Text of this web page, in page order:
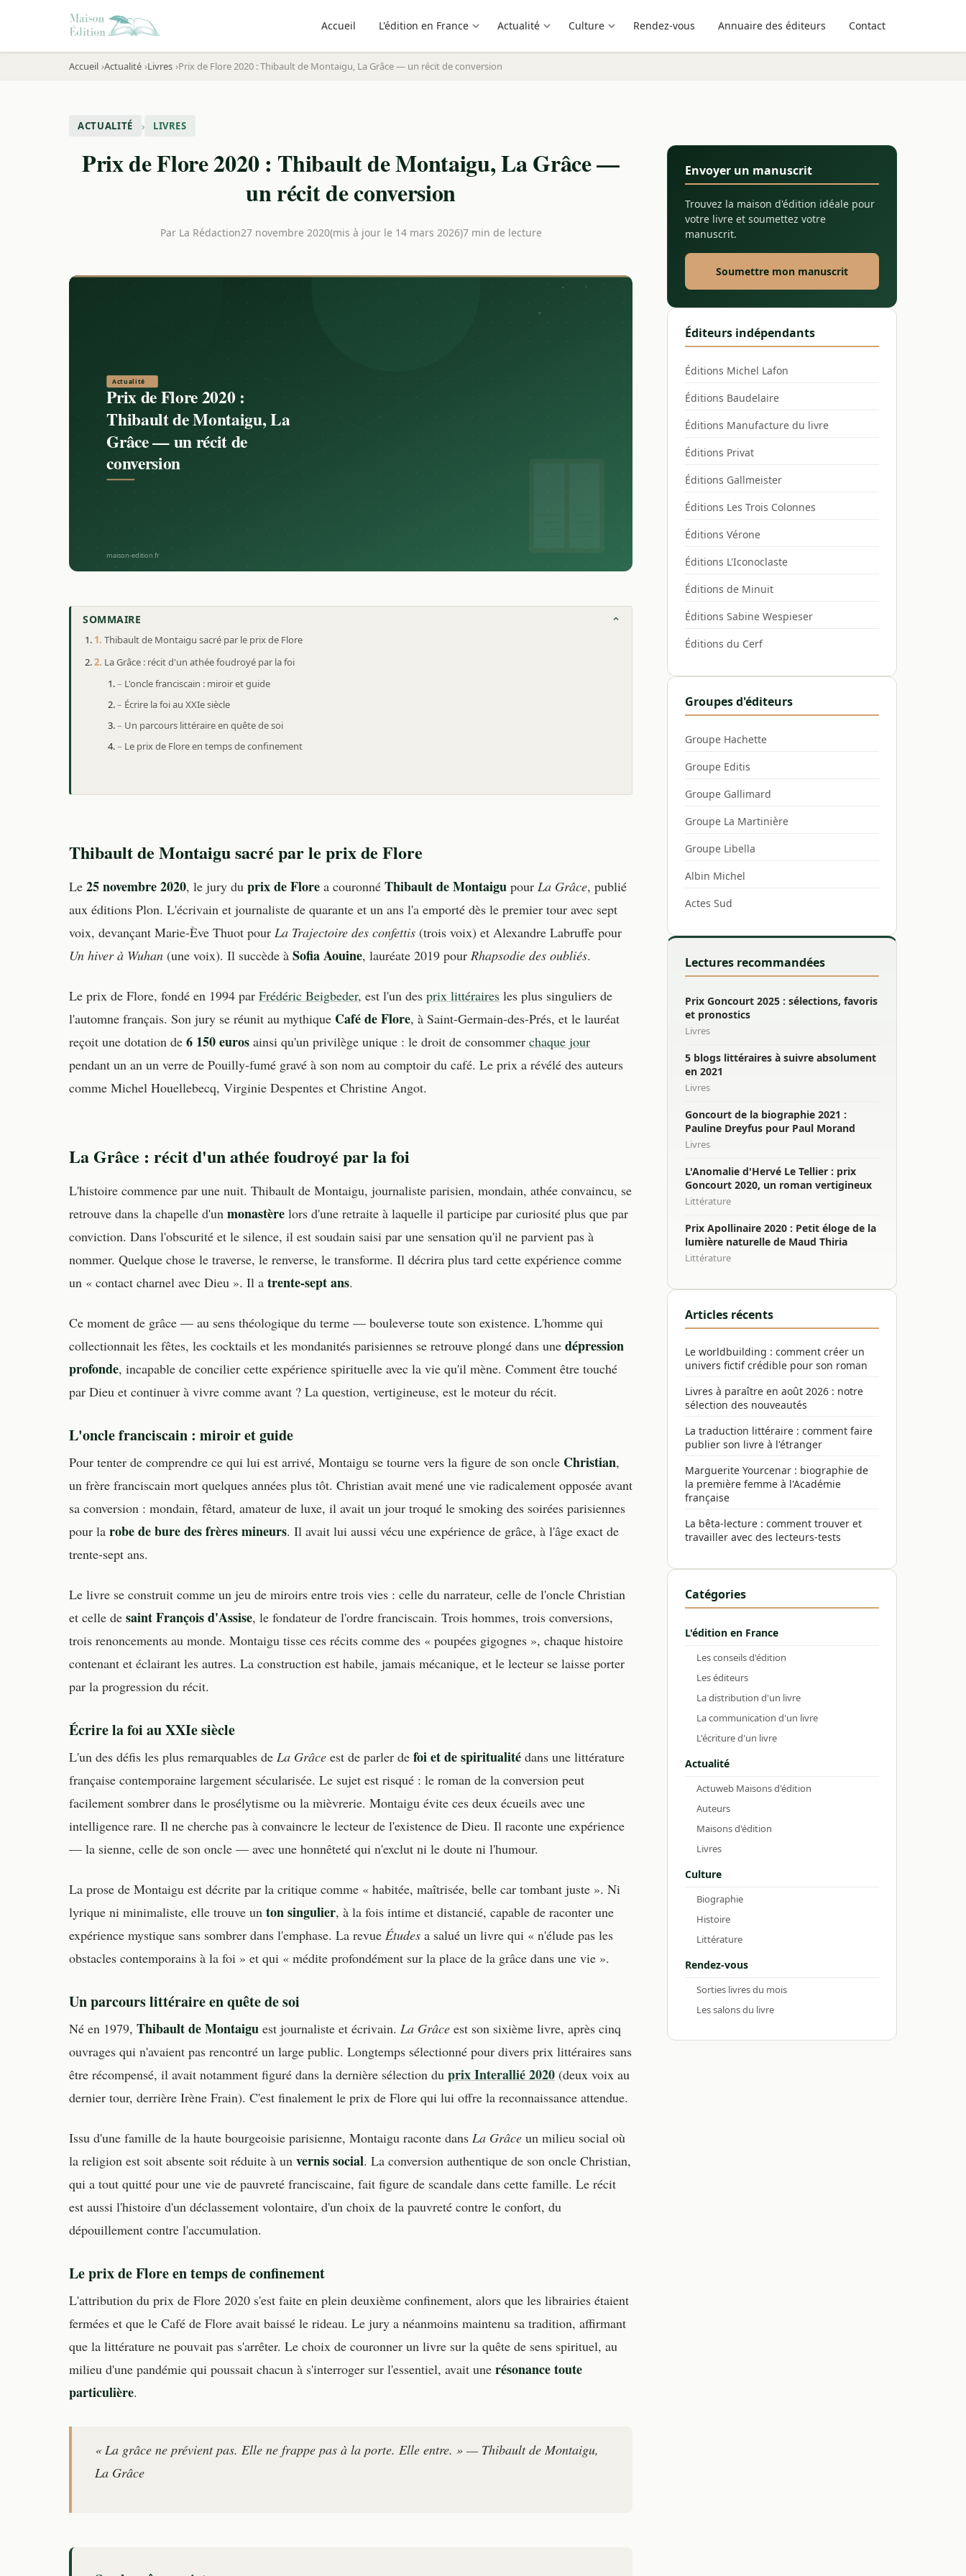
Accueil L'édition en France Actualité Culture Rendez-vous Annuaire des éditeurs Contact
Accueil Actualité Livres Prix de Flore 2020 : Thibault de Montaigu, La Grâce — un récit de conversion
ACTUALITÉ › LIVRES
Prix de Flore 2020 : Thibault de Montaigu, La Grâce —
un récit de conversion
Par La Rédaction27 novembre 2020(mis à jour le 14 mars 2026)7 min de lecture
SOMMAIRE
Thibault de Montaigu sacré par le prix de Flore
La Grâce : récit d'un athée foudroyé par la foi
L'oncle franciscain : miroir et guide
Écrire la foi au XXIe siècle
Un parcours littéraire en quête de soi
Le prix de Flore en temps de confinement
Thibault de Montaigu sacré par le prix de Flore
Le 25 novembre 2020, le jury du prix de Flore a couronné Thibault de Montaigu pour La Grâce, publié
aux éditions Plon. L'écrivain et journaliste de quarante et un ans l'a emporté dès le premier tour avec sept
voix, devançant Marie-Ève Thuot pour La Trajectoire des confettis (trois voix) et Alexandre Labruffe pour
Un hiver à Wuhan (une voix). Il succède à Sofia Aouine, lauréate 2019 pour Rhapsodie des oubliés.
Le prix de Flore, fondé en 1994 par Frédéric Beigbeder, est l'un des prix littéraires les plus singuliers de
l'automne français. Son jury se réunit au mythique Café de Flore, à Saint-Germain-des-Prés, et le lauréat
reçoit une dotation de 6 150 euros ainsi qu'un privilège unique : le droit de consommer chaque jour
pendant un an un verre de Pouilly-fumé gravé à son nom au comptoir du café. Le prix a révélé des auteurs
comme Michel Houellebecq, Virginie Despentes et Christine Angot.
La Grâce : récit d'un athée foudroyé par la foi
L'histoire commence par une nuit. Thibault de Montaigu, journaliste parisien, mondain, athée convaincu, se
retrouve dans la chapelle d'un monastère lors d'une retraite à laquelle il participe par curiosité plus que par
conviction. Dans l'obscurité et le silence, il est soudain saisi par une sensation qu'il ne parvient pas à
nommer. Quelque chose le traverse, le renverse, le transforme. Il décrira plus tard cette expérience comme
un « contact charnel avec Dieu ». Il a trente-sept ans.
Ce moment de grâce — au sens théologique du terme — bouleverse toute son existence. L'homme qui
collectionnait les fêtes, les cocktails et les mondanités parisiennes se retrouve plongé dans une dépression
profonde, incapable de concilier cette expérience spirituelle avec la vie qu'il mène. Comment être touché
par Dieu et continuer à vivre comme avant ? La question, vertigineuse, est le moteur du récit.
L'oncle franciscain : miroir et guide
Pour tenter de comprendre ce qui lui est arrivé, Montaigu se tourne vers la figure de son oncle Christian,
un frère franciscain mort quelques années plus tôt. Christian avait mené une vie radicalement opposée avant
sa conversion : mondain, fêtard, amateur de luxe, il avait un jour troqué le smoking des soirées parisiennes
pour la robe de bure des frères mineurs. Il avait lui aussi vécu une expérience de grâce, à l'âge exact de
trente-sept ans.
Le livre se construit comme un jeu de miroirs entre trois vies : celle du narrateur, celle de l'oncle Christian
et celle de saint François d'Assise, le fondateur de l'ordre franciscain. Trois hommes, trois conversions,
trois renoncements au monde. Montaigu tisse ces récits comme des « poupées gigognes », chaque histoire
contenant et éclairant les autres. La construction est habile, jamais mécanique, et le lecteur se laisse porter
par la progression du récit.
Écrire la foi au XXIe siècle
L'un des défis les plus remarquables de La Grâce est de parler de foi et de spiritualité dans une littérature
française contemporaine largement sécularisée. Le sujet est risqué : le roman de la conversion peut
facilement sombrer dans le prosélytisme ou la mièvrerie. Montaigu évite ces deux écueils avec une
intelligence rare. Il ne cherche pas à convaincre le lecteur de l'existence de Dieu. Il raconte une expérience
— la sienne, celle de son oncle — avec une honnêteté qui n'exclut ni le doute ni l'humour.
La prose de Montaigu est décrite par la critique comme « habitée, maîtrisée, belle car tombant juste ». Ni
lyrique ni minimaliste, elle trouve un ton singulier, à la fois intime et distancié, capable de raconter une
expérience mystique sans sombrer dans l'emphase. La revue Études a salué un livre qui « n'élude pas les
obstacles contemporains à la foi » et qui « médite profondément sur la place de la grâce dans une vie ».
Un parcours littéraire en quête de soi
Né en 1979, Thibault de Montaigu est journaliste et écrivain. La Grâce est son sixième livre, après cinq
ouvrages qui n'avaient pas rencontré un large public. Longtemps sélectionné pour divers prix littéraires sans
être récompensé, il avait notamment figuré dans la dernière sélection du prix Interallié 2020 (deux voix au
dernier tour, derrière Irène Frain). C'est finalement le prix de Flore qui lui offre la reconnaissance attendue.
Issu d'une famille de la haute bourgeoisie parisienne, Montaigu raconte dans La Grâce un milieu social où
la religion est soit absente soit réduite à un vernis social. La conversion authentique de son oncle Christian,
qui a tout quitté pour une vie de pauvreté franciscaine, fait figure de scandale dans cette famille. Le récit
est aussi l'histoire d'un déclassement volontaire, d'un choix de la pauvreté contre le confort, du
dépouillement contre l'accumulation.
Le prix de Flore en temps de confinement
L'attribution du prix de Flore 2020 s'est faite en plein deuxième confinement, alors que les librairies étaient
fermées et que le Café de Flore avait baissé le rideau. Le jury a néanmoins maintenu sa tradition, affirmant
que la littérature ne pouvait pas s'arrêter. Le choix de couronner un livre sur la quête de sens spirituel, au
milieu d'une pandémie qui poussait chacun à s'interroger sur l'essentiel, avait une résonance toute
particulière.
« La grâce ne prévient pas. Elle ne frappe pas à la porte. Elle entre. » — Thibault de Montaigu,
La Grâce
Envoyer un manuscrit
Trouvez la maison d'édition idéale pour
votre livre et soumettez votre
manuscrit.
Soumettre mon manuscrit
Éditeurs indépendants
Éditions Michel Lafon
Éditions Baudelaire
Éditions Manufacture du livre
Éditions Privat
Éditions Gallmeister
Éditions Les Trois Colonnes
Éditions Vérone
Éditions L'Iconoclaste
Éditions de Minuit
Éditions Sabine Wespieser
Éditions du Cerf
Groupes d'éditeurs
Groupe Hachette
Groupe Editis
Groupe Gallimard
Groupe La Martinière
Groupe Libella
Albin Michel
Actes Sud
Lectures recommandées
Prix Goncourt 2025 : sélections, favoris
et pronostics
Livres
5 blogs littéraires à suivre absolument
en 2021
Livres
Goncourt de la biographie 2021 :
Pauline Dreyfus pour Paul Morand
Livres
L'Anomalie d'Hervé Le Tellier : prix
Goncourt 2020, un roman vertigineux
Littérature
Prix Apollinaire 2020 : Petit éloge de la
lumière naturelle de Maud Thiria
Littérature
Articles récents
Le worldbuilding : comment créer un
univers fictif crédible pour son roman
Livres à paraître en août 2026 : notre
sélection des nouveautés
La traduction littéraire : comment faire
publier son livre à l'étranger
Marguerite Yourcenar : biographie de
la première femme à l'Académie
française
La bêta-lecture : comment trouver et
travailler avec des lecteurs-tests
Catégories
L'édition en France
Les conseils d'édition
Les éditeurs
La distribution d'un livre
La communication d'un livre
L'écriture d'un livre
Actualité
Actuweb Maisons d'édition
Auteurs
Maisons d'édition
Livres
Culture
Biographie
Histoire
Littérature
Rendez-vous
Sorties livres du mois
Les salons du livre